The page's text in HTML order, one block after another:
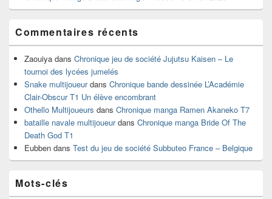
Commentaires récents
Zaouiya dans Chronique jeu de société Jujutsu Kaisen – Le
tournoi des lycées jumelés
Snake multijoueurdans Chronique bande dessinée L’Académie
Clair-Obscur T1 Un élève encombrant
Othello Multijoueurs dans Chronique manga Ramen Akaneko T7
bataille navale multijoueurdans Chronique manga Bride Of The
Death God T1
Eubben dans Test du jeu de société Subbuteo France – Belgique
Mots-clés